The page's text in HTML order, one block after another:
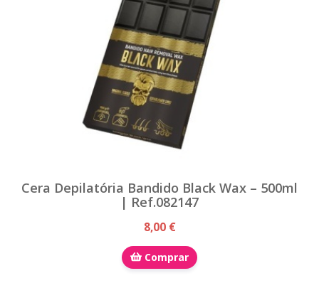
Cera Depilatória Bandido Black Wax – 500ml
| Ref.082147
8,00 €
Comprar